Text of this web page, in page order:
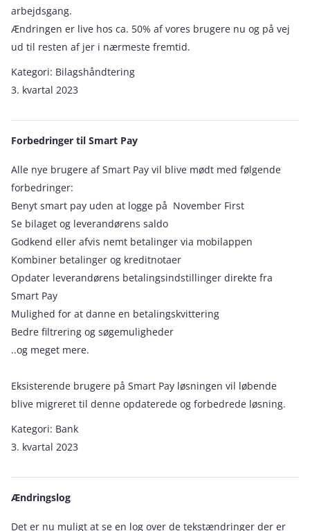
arbejdsgang.
Ændringen er live hos ca. 50% af vores brugere nu og på vej
ud til resten af jer i nærmeste fremtid.
Kategori: Bilagshåndtering
3. kvartal 2023
Forbedringer til Smart Pay
Alle nye brugere af Smart Pay vil blive mødt med følgende
forbedringer:
Benyt smart pay uden at logge på November First
Se bilaget og leverandørens saldo
Godkend eller afvis nemt betalinger via mobilappen
Kombiner betalinger og kreditnotaer
Opdater leverandørens betalingsindstillinger direkte fra
Smart Pay
Mulighed for at danne en betalingskvittering
Bedre filtrering og søgemuligheder
..og meget mere.
Eksisterende brugere på Smart Pay løsningen vil løbende
blive migreret til denne opdaterede og forbedrede løsning.
Kategori: Bank
3. kvartal 2023
Ændringslog
Det er nu muligt at se en log over de tekstændringer der er